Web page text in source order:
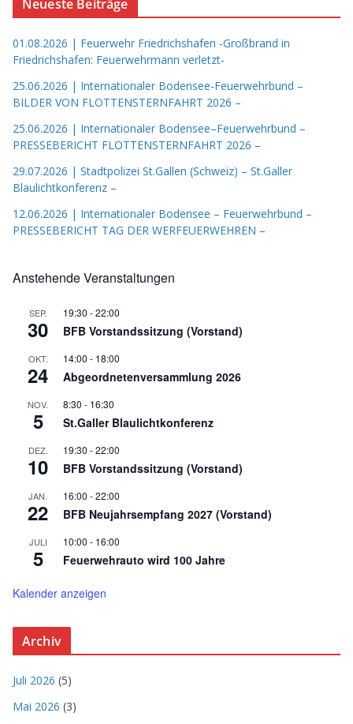
Neueste Beiträge
01.08.2026 | Feuerwehr Friedrichshafen -Großbrand in
Friedrichshafen: Feuerwehrmann verletzt-
25.06.2026 | Internationaler Bodensee-Feuerwehrbund –
BILDER VON FLOTTENSTERNFAHRT 2026 –
25.06.2026 | Internationaler Bodensee–Feuerwehrbund –
PRESSEBERICHT FLOTTENSTERNFAHRT 2026 –
29.07.2026 | Stadtpolizei St.Gallen (Schweiz) – St.Galler
Blaulichtkonferenz –
12.06.2026 | Internationaler Bodensee – Feuerwehrbund –
PRESSEBERICHT TAG DER WERFEUERWEHREN –
Anstehende Veranstaltungen
SEP.
30
19:30 -22:00
BFB Vorstandssitzung (Vorstand)
OKT.
24
14:00 - 18:00
Abgeordnetenversammlung 2026
NOV.
5
8:30 - 16:30
St.Galler Blaulichtkonferenz
DEZ.
10
19:30 -22:00
BFB Vorstandssitzung (Vorstand)
JAN.
22
16:00 -22:00
BFB Neujahrsempfang 2027 (Vorstand)
JULI
5
10:00 - 16:00
Feuerwehrauto wird 100 Jahre
Kalender anzeigen
Archiv
Juli 2026 (5)
Mai 2026 (3)